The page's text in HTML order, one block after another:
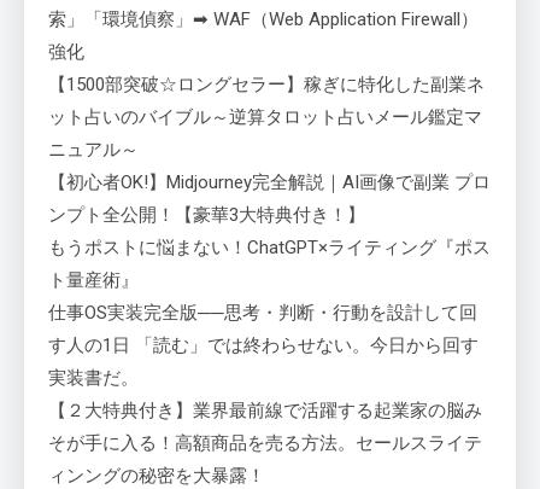
索」「環境偵察」➡ WAF（Web Application Firewall）
強化
【1500部突破☆ロングセラー】稼ぎに特化した副業ネ
ット占いのバイブル～逆算タロット占いメール鑑定マ
ニュアル～
【初心者OK!】Midjourney完全解説｜AI画像で副業 プロ
ンプト全公開！【豪華3大特典付き！】
もうポストに悩まない！ChatGPT×ライティング『ポス
ト量産術』
仕事OS実装完全版──思考・判断・行動を設計して回
す人の1日 「読む」では終わらせない。今日から回す
実装書だ。
【２大特典付き】業界最前線で活躍する起業家の脳み
そが手に入る！高額商品を売る方法。セールスライテ
ィンングの秘密を大暴露！